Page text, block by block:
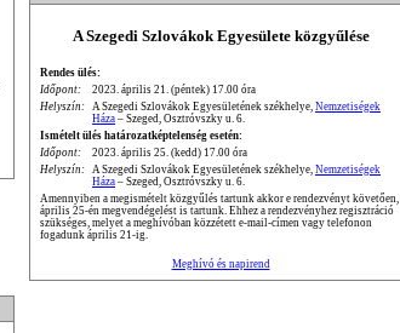
A Szegedi Szlovákok Egyesülete közgyűlése
Rendes ülés:
Időpont:
2023. április 21. (péntek) 17.00 óra
Helyszín:
A Szegedi Szlovákok Egyesületének székhelye, Nemzetiségek
Háza – Szeged, Osztróvszky u. 6.
Ismételt ülés határozatképtelenség esetén:
Időpont:
2023. április 25. (kedd) 17.00 óra
Helyszín:
A Szegedi Szlovákok Egyesületének székhelye, Nemzetiségek
Háza – Szeged, Osztróvszky u. 6.
Amennyiben a megismételt közgyűlés tartunk akkor e rendezvényt követően,
április 25-én megvendégelést is tartunk. Ehhez a rendezvényhez regisztráció
szükséges, melyet a meghívóban közzétett e-mail-címen vagy telefonon
fogadunk április 21-ig.
Meghívó és napirend